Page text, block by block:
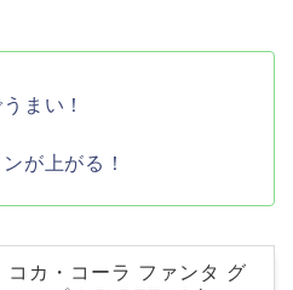
まい！
が上がる！
コカ・コーラ ファンタ グ